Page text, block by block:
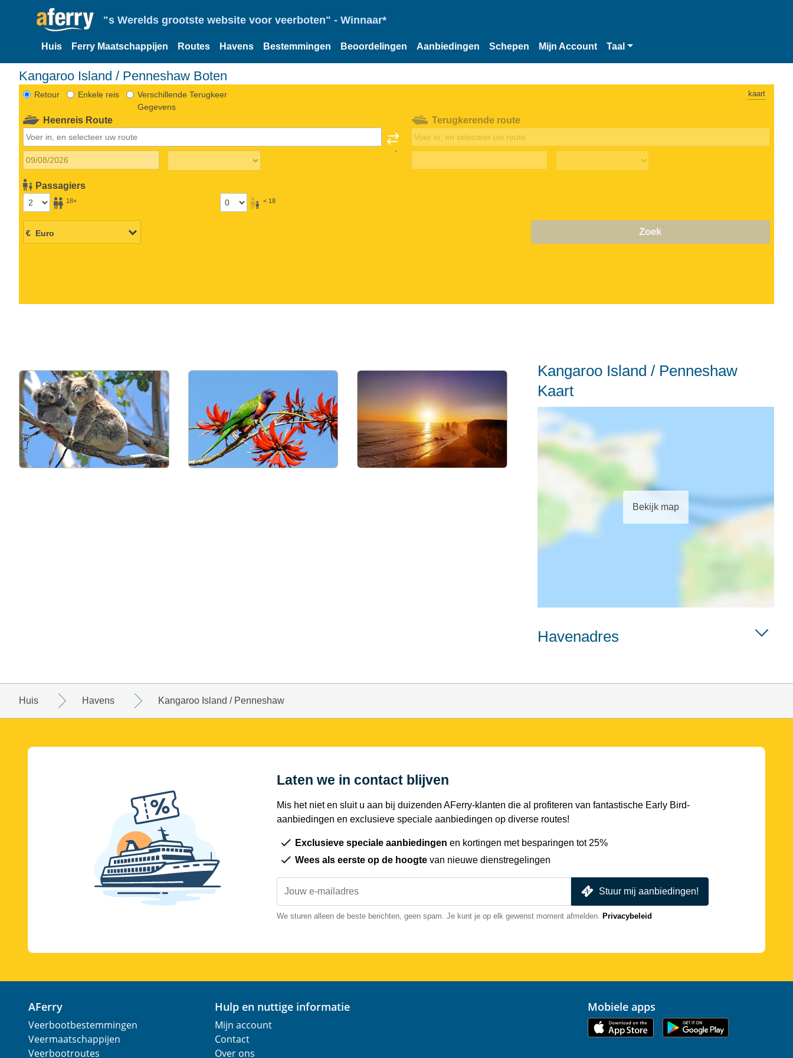
"s Werelds grootste website voor veerboten" - Winnaar*
Huis Ferry Maatschappijen Routes Havens Bestemmingen Beoordelingen Aanbiedingen Schepen Mijn Account Taal
Kangaroo Island / Penneshaw Boten
Retour Enkele reis
Verschillende Terugkeer
Gegevens
kaart
Heenreis Route
Passagiers
18+ < 18
Terugkerende route
Zoek
Kangaroo Island / Penneshaw
Kaart
Bekijk map
Havenadres
Huis Havens Kangaroo Island / Penneshaw
Laten we in contact blijven
Mis het niet en sluit u aan bij duizenden AFerry-klanten die al profiteren van fantastische Early Bird-
aanbiedingen en exclusieve speciale aanbiedingen op diverse routes!
Exclusieve speciale aanbiedingen en kortingen met besparingen tot 25%
Wees als eerste op de hoogte van nieuwe dienstregelingen
Stuur mij aanbiedingen!
We sturen alleen de beste berichten, geen spam. Je kunt je op elk gewenst moment afmelden. Privacybeleid
AFerry
Veerbootbestemmingen
Veermaatschappijen
Veerbootroutes
Hulp en nuttige informatie
Mijn account
Contact
Over ons
Mobiele apps